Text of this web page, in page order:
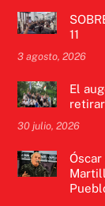
11
3 agosto, 2026
El
30 julio, 2026
Óscar